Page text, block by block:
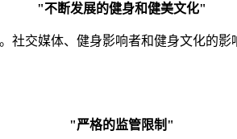
"不断发展的健身和健美文化"
交媒体、健身影响者和健身文化的
"严格的监管限制"